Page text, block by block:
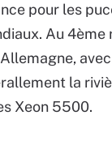
pour les
Au
la
Xeon 5500.